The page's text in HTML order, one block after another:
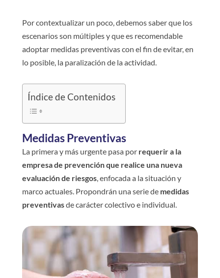
Por contextualizar un poco, debemos saber que los
escenarios son múltiples y que es recomendable
adoptar medidas preventivas con el fin de evitar, en
lo posible, la paralización de la actividad.
Índice de Contenidos
Medidas Preventivas
La primera y más urgente pasa por requerir a la
empresa de prevención que realice una nueva
evaluación de riesgos, enfocada a la situación y
marco actuales. Propondrán una serie de medidas
preventivasde carácter colectivo e individual.